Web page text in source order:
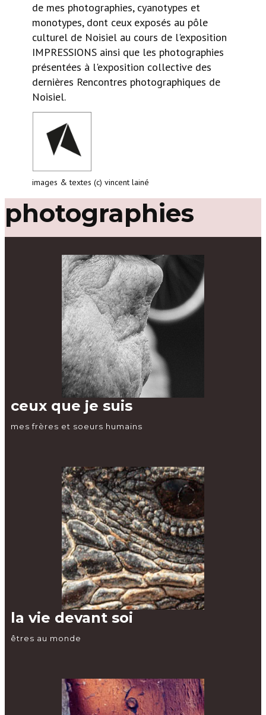
de mes photographies, cyanotypes et
monotypes, dont ceux exposés au pôle
culturel de Noisiel au cours de l'exposition
IMPRESSIONS ainsi que les photographies
présentées à l'exposition collective des
dernières Rencontres photographiques de
Noisiel.
images & textes (c) vincent lainé
photographies
ceux que je suis
mes frères et soeurs humains
la vie devant soi
êtres au monde